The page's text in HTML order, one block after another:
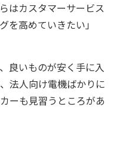
はカスタマーサービス
を高めていきたい」
良いものが安く手に入
法人向け電機ばかりに
ーも見習うところがあ